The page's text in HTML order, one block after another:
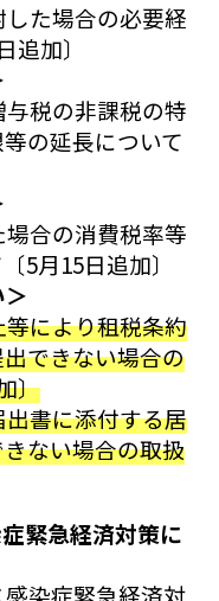
た場合の必要経
加〕
税の非課税の特
の延長について
合の消費税率等
5月15日追加〕
により租税条約
できない場合の
〕
書に添付する居
ない場合の取扱
緊急経済対策に
染症緊急経済対